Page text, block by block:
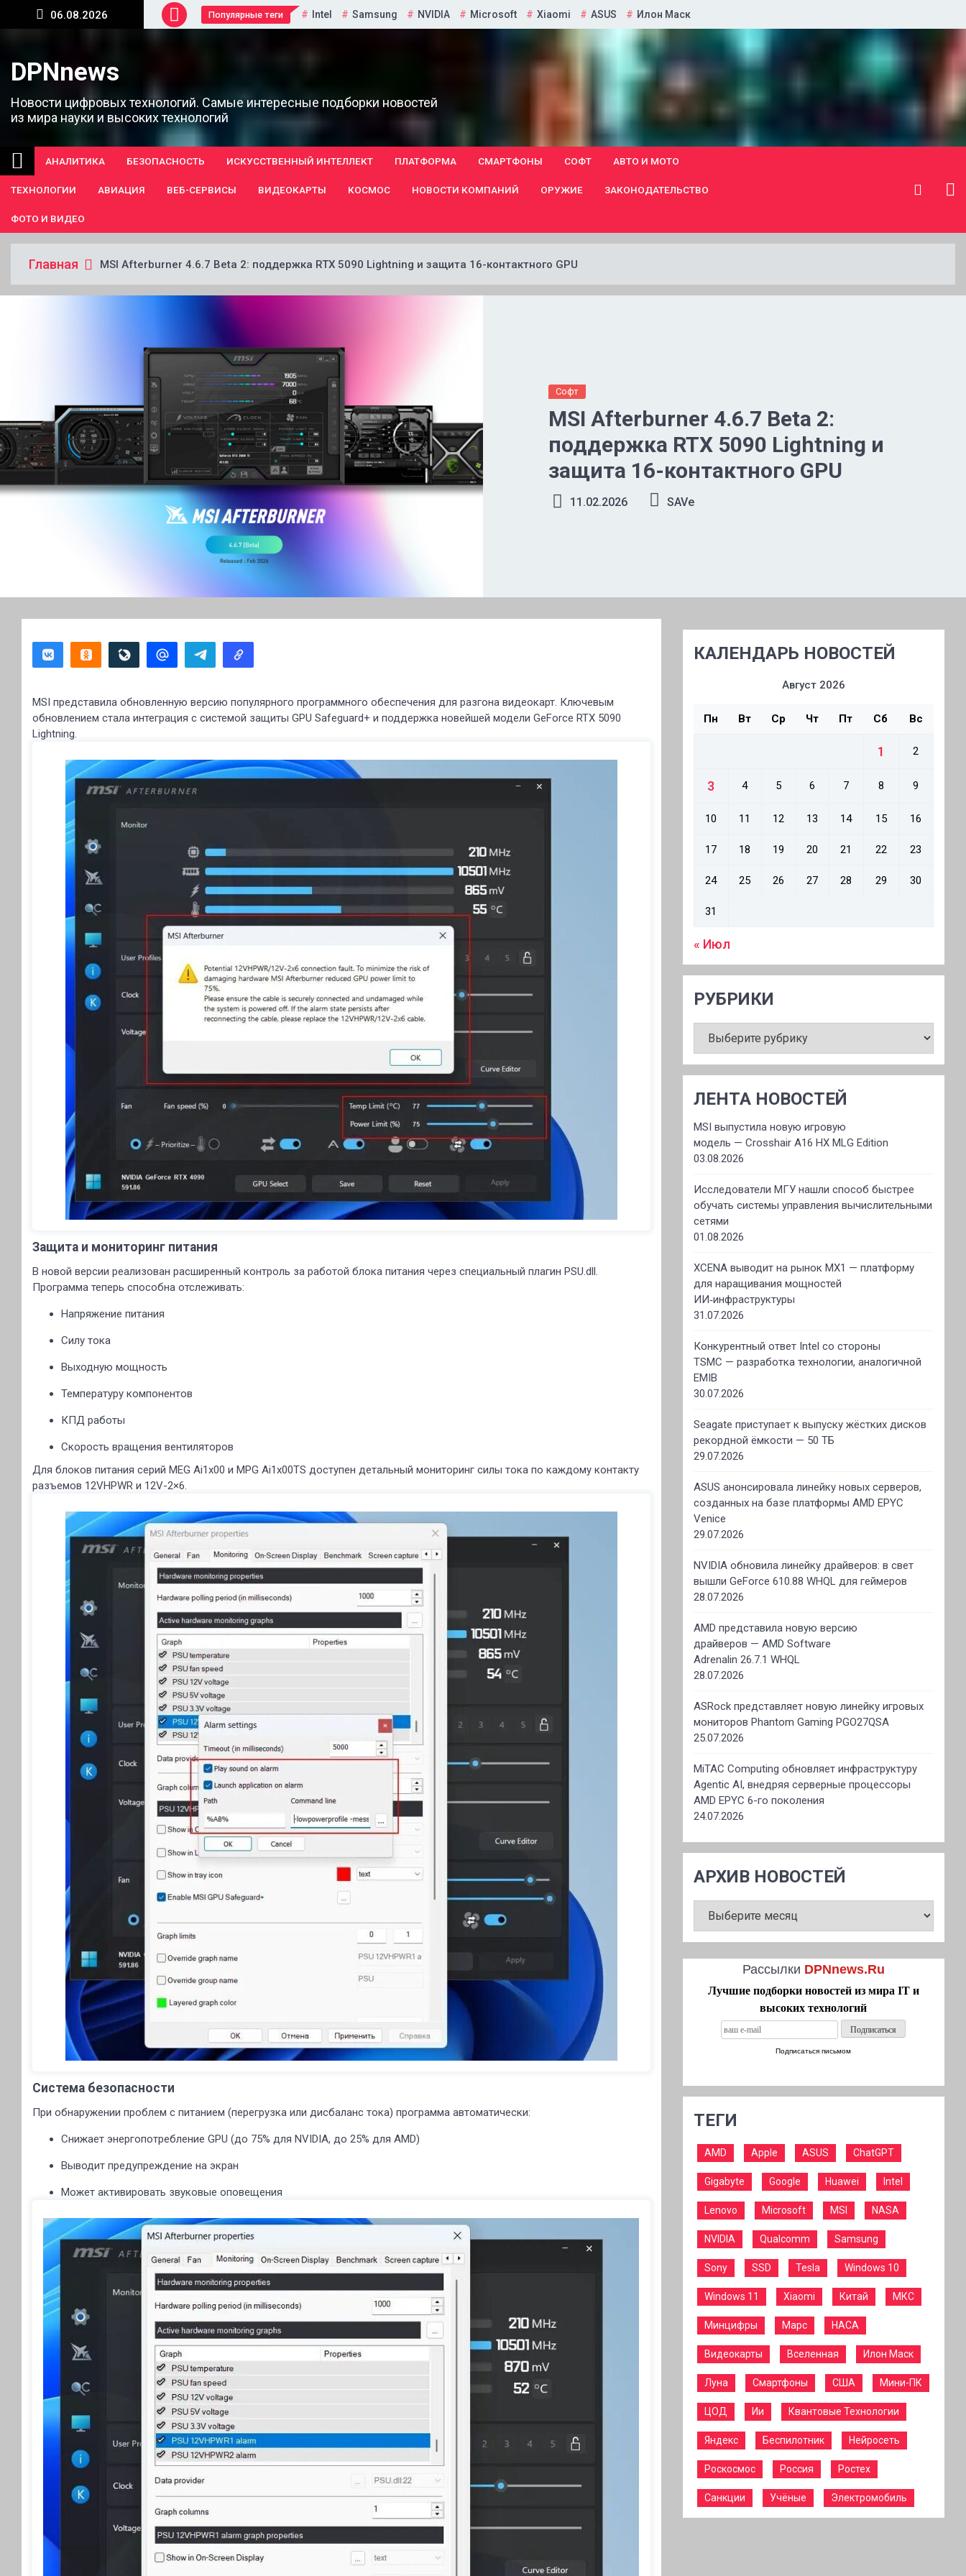
Перейти
06.08.2026 Популярные теги Intel Samsung NVIDIA Microsoft Xiaomi ASUS Илон Маск
DPNnews
Новости цифровых технологий. Самые интересные подборки новостей
из мира науки и высоких технологий
АНАЛИТИКА БЕЗОПАСНОСТЬ ИСКУССТВЕННЫЙ ИНТЕЛЛЕКТ ПЛАТФОРМА СМАРТФОНЫ СОФТ АВТО И МОТО
ТЕХНОЛОГИИ АВИАЦИЯ ВЕБ-СЕРВИСЫ ВИДЕОКАРТЫ КОСМОС НОВОСТИ КОМПАНИЙ ОРУЖИЕ ЗАКОНОДАТЕЛЬСТВО
ФОТО И ВИДЕО
Главная MSI Afterburner 4.6.7 Beta 2: поддержка RTX 5090 Lightning и защита 16-контактного GPU
Софт
MSI Afterburner 4.6.7 Beta 2:
поддержка RTX 5090 Lightning и
защита 16-контактного GPU
11.02.2026 SAVe
MSI представила обновленную версию популярного программного обеспечения для разгона видеокарт. Ключевым
обновлением стала интеграция с системой защиты GPU Safeguard+ и поддержка новейшей модели GeForce RTX 5090
Lightning.
Защита и мониторинг питания
В новой версии реализован расширенный контроль за работой блока питания через специальный плагин PSU.dll.
Программа теперь способна отслеживать:
Напряжение питания
Силу тока
Выходную мощность
Температуру компонентов
КПД работы
Скорость вращения вентиляторов
Для блоков питания серий MEG Ai1x00 и MPG Ai1x00TS доступен детальный мониторинг силы тока по каждому контакту
разъемов 12VHPWR и 12V-2×6.
Система безопасности
При обнаружении проблем с питанием (перегрузка или дисбаланс тока) программа автоматически:
Снижает энергопотребление GPU (до 75% для NVIDIA, до 25% для AMD)
Выводит предупреждение на экран
Может активировать звуковые оповещения
КАЛЕНДАРЬ НОВОСТЕЙ
Август 2026
Пн Вт Ср Чт Пт Сб Вс
1 2
3 4 5 6 7 8 9
10 11 12 13 14 15 16
17 18 19 20 21 22 23
24 25 26 27 28 29 30
31
« Июл
РУБРИКИ
ЛЕНТА НОВОСТЕЙ
MSI выпустила новую игровую
модель — Crosshair A16 HX MLG Edition
03.08.2026
Исследователи МГУ нашли способ быстрее
обучать системы управления вычислительными
сетями
01.08.2026
XCENA выводит на рынок MX1 — платформу
для наращивания мощностей
ИИ‑инфраструктуры
31.07.2026
Конкурентный ответ Intel со стороны
TSMC — разработка технологии, аналогичной
EMIB
30.07.2026
Seagate приступает к выпуску жёстких дисков
рекордной ёмкости — 50 ТБ
29.07.2026
ASUS анонсировала линейку новых серверов,
созданных на базе платформы AMD EPYC
Venice
29.07.2026
NVIDIA обновила линейку драйверов: в свет
вышли GeForce 610.88 WHQL для геймеров
28.07.2026
AMD представила новую версию
драйверов — AMD Software
Adrenalin 26.7.1 WHQL
28.07.2026
ASRock представляет новую линейку игровых
мониторов Phantom Gaming PGO27QSA
25.07.2026
MiTAC Computing обновляет инфраструктуру
Agentic AI, внедряя серверные процессоры
AMD EPYC 6-го поколения
24.07.2026
АРХИВ НОВОСТЕЙ
НОВОСТЕЙ
Рассылки DPNnews.Ru
Лучшие подборки новостей из мира IT и
высоких технологий
Подписаться письмом
ТЕГИ
AMD Apple ASUS ChatGPT
Gigabyte Google Huawei Intel
Lenovo Microsoft MSI NASA
NVIDIA Qualcomm Samsung
Sony SSD Tesla Windows 10
Windows 11 Xiaomi Китай МКС
Минцифры Марс НАСА
Видеокарты Вселенная Илон Маск
Луна Смартфоны США Мини-ПК
ЦОД Ии Квантовые Технологии
Яндекс Беспилотник Нейросеть
Роскосмос Россия Ростех
Санкции Учёные Электромобиль